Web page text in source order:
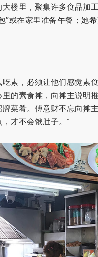
楼里，聚集许多食品加
”或在家里准备午餐；她
素，必须让他们感觉素
的素食摊，向摊主说明
菜肴。傅意财不忘向摊
才不会饿肚子。”